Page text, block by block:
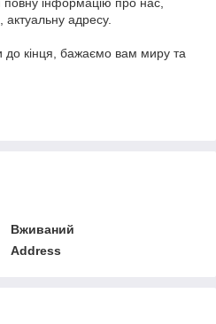
актуальну адресу.
кінця, бажаємо вам миру та
Вживаний
Address